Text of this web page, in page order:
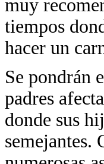
muy
tiempos
hacer un
Se pondrán
padres
donde sus
semejantes.